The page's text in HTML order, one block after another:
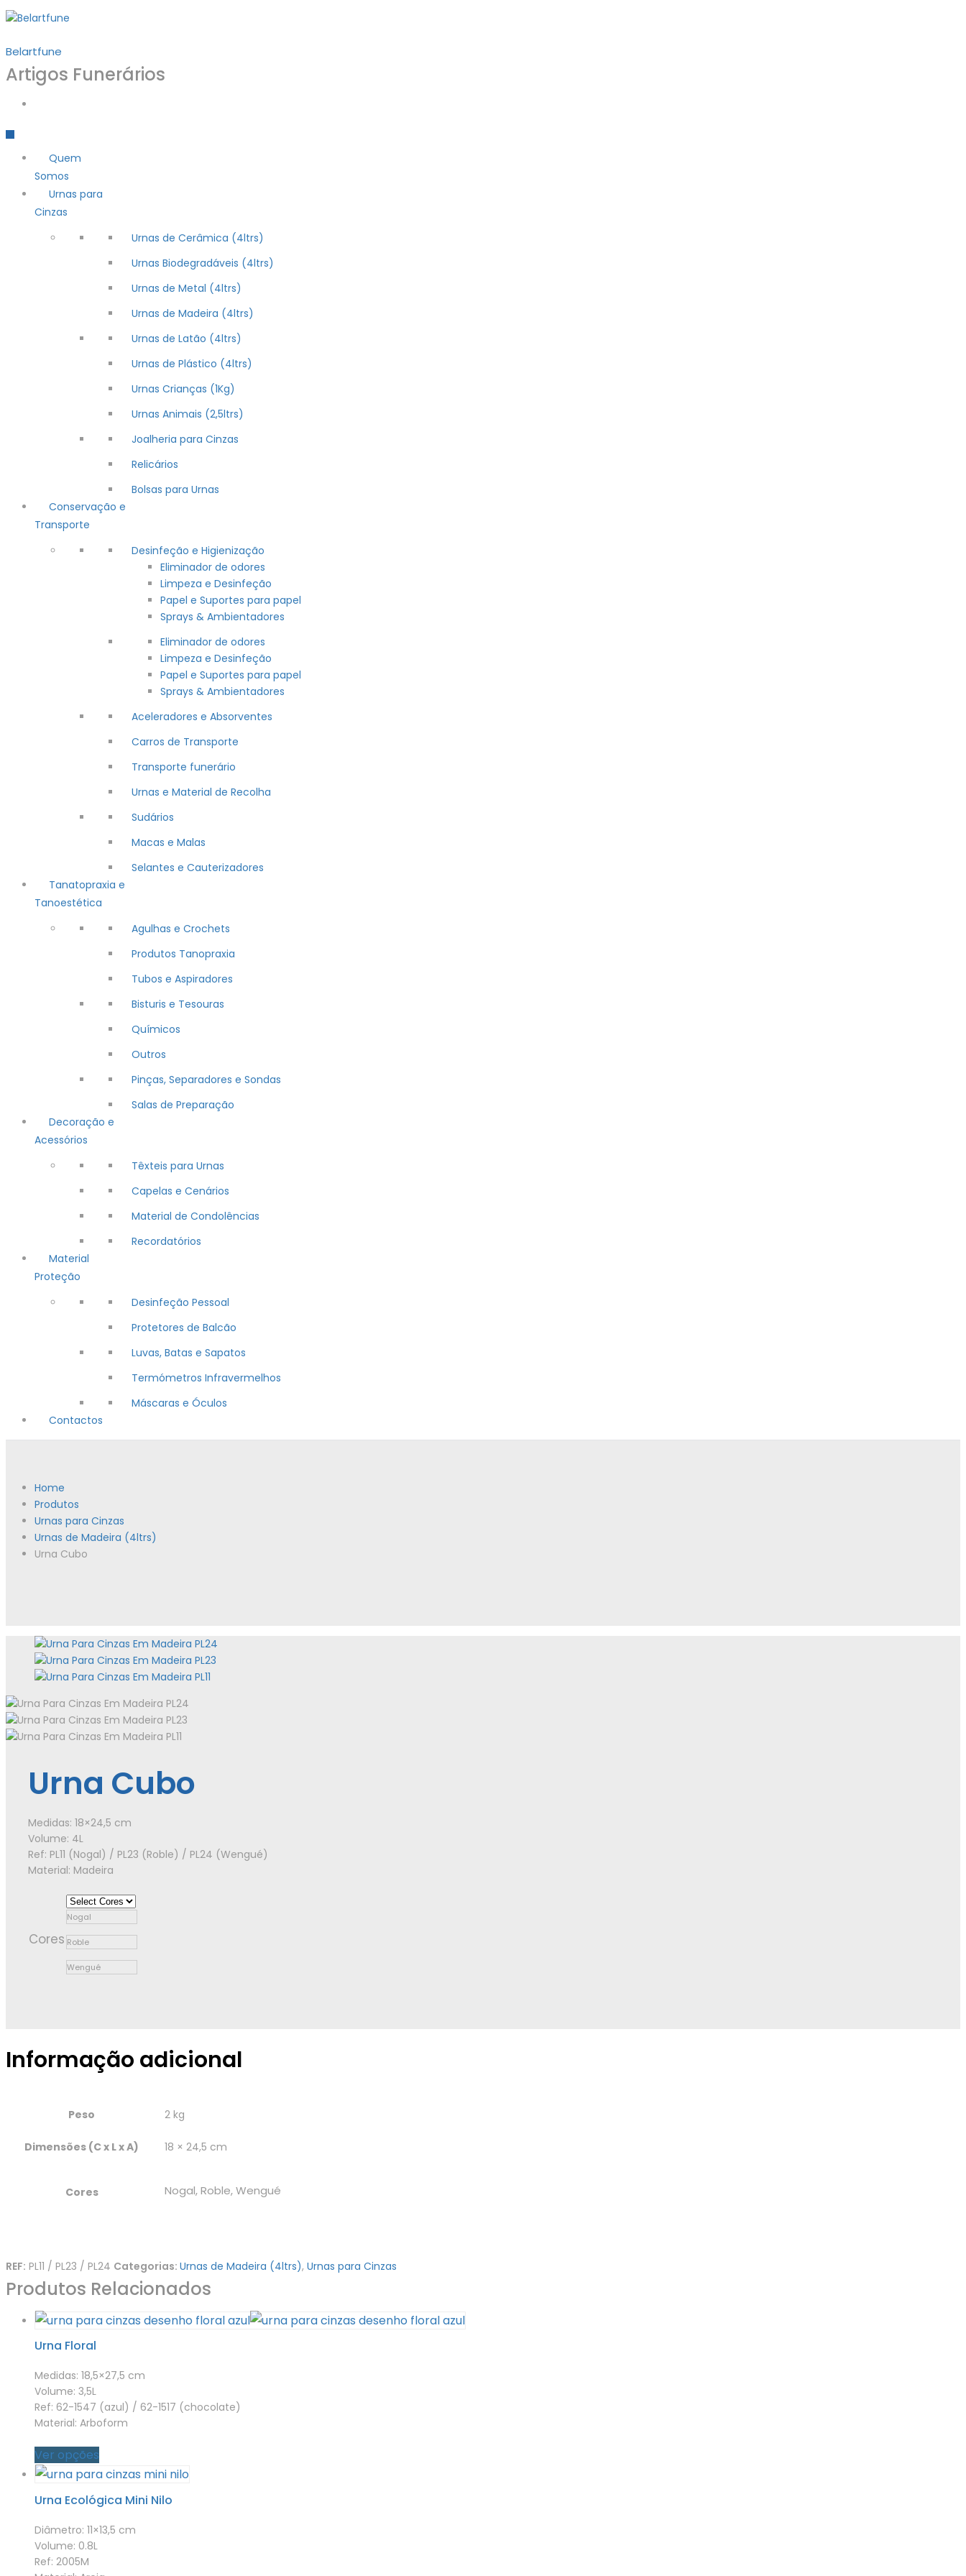
Belartfune
Artigos Funerários
Quem
Somos
Urnas para
Cinzas
Urnas de Cerâmica (4ltrs)
Urnas Biodegradáveis (4ltrs)
Urnas de Metal (4ltrs)
Urnas de Madeira (4ltrs)
Urnas de Latão (4ltrs)
Urnas de Plástico (4ltrs)
Urnas Crianças (1Kg)
Urnas Animais (2,5ltrs)
Joalheria para Cinzas
Relicários
Bolsas para Urnas
Conservação e
Transporte
Desinfeção e Higienização
Eliminador de odores
Limpeza e Desinfeção
Papel e Suportes para papel
Sprays & Ambientadores
Eliminador de odores
Limpeza e Desinfeção
Papel e Suportes para papel
Sprays & Ambientadores
Aceleradores e Absorventes
Carros de Transporte
Transporte funerário
Urnas e Material de Recolha
Sudários
Macas e Malas
Selantes e Cauterizadores
Tanatopraxia e
Tanoestética
Agulhas e Crochets
Produtos Tanopraxia
Tubos e Aspiradores
Bisturis e Tesouras
Químicos
Outros
Pinças, Separadores e Sondas
Salas de Preparação
Decoração e
Acessórios
Têxteis para Urnas
Capelas e Cenários
Material de Condolências
Recordatórios
Material
Proteção
Desinfeção Pessoal
Protetores de Balcão
Luvas, Batas e Sapatos
Termómetros Infravermelhos
Máscaras e Óculos
Contactos
Home
Produtos
Urnas para Cinzas
Urnas de Madeira (4ltrs)
Urna Cubo
Urna Cubo
Medidas: 18×24,5 cm
Volume: 4L
Ref: PL11 (Nogal) / PL23 (Roble) / PL24 (Wengué)
Material: Madeira
Cores
Nogal
Roble
Wengué
Informação adicional
Peso 2 kg
Dimensões (C x L x A) 18 × 24,5 cm
Cores Nogal, Roble, Wengué
REF: PL11 / PL23 / PL24 Categorias: Urnas de Madeira (4ltrs), Urnas para Cinzas
Produtos Relacionados
Urna Floral
Medidas: 18,5×27,5 cm
Volume: 3,5L
Ref: 62-1547 (azul) / 62-1517 (chocolate)
Material: Arboform
Ver opções
Urna Ecológica Mini Nilo
Diâmetro: 11×13,5 cm
Volume: 0.8L
Ref: 2005M